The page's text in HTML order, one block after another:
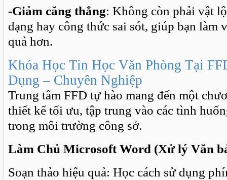
-Giảm căng thẳng: Không còn phải vật
dạng hay công thức sai sót, giúp bạn làm
quả hơn.
Khóa Học Tin Học Văn Phòng Tại
Dụng – Chuyên Nghiệp
Trung tâm FFD tự hào mang đến một
thiết kế tối ưu, tập trung vào các tình
trong môi trường công sở.
Làm Chủ Microsoft Word (Xử lý Văn
Soạn thảo hiệu quả: Học cách sử dụng